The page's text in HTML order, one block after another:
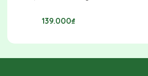
ơn bạn đã tin tưởng và đồng hành!
139.000₫